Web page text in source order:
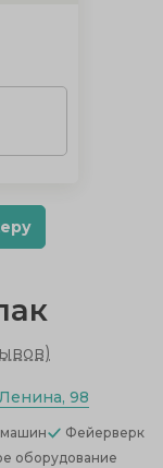
)
98
машин
Фейерверк
оборудование